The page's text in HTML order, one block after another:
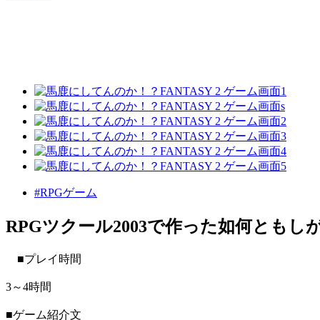
#RPGゲーム
RPGツクール2003で作った如何ともし
■プレイ時間
3～4時間
■ゲーム紹介文